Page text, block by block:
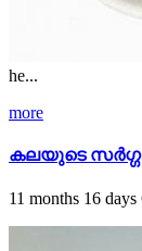
he...
more
കലയുടെ
11 months 16